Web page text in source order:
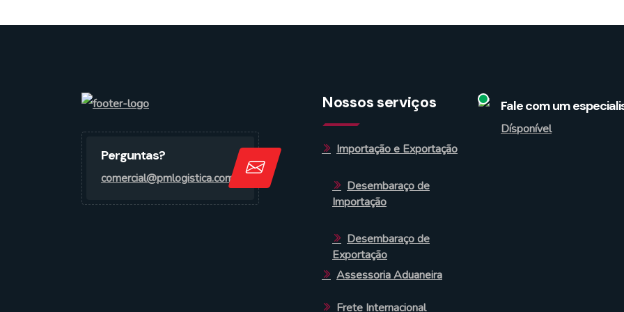
Perguntas?
comercial@pmlogistica.com.br
Nossos serviços
Importação e Exportação
Desembaraço de
Importação
Desembaraço de
Exportação
Assessoria Aduaneira
Frete Internacional
Fale com um
Dísponível